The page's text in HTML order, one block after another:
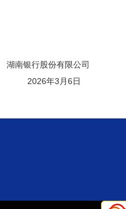
股份有限公司
3月6日